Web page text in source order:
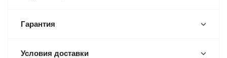
Гарантия
Условия доставки